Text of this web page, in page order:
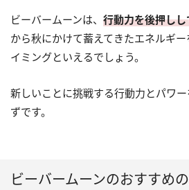
ビーバームーンは、 行動力を後押し
から秋にかけて蓄えてきたエネルギ
イミングといえるでしょう。
新しいことに挑戦する行動力とパワ
ずです。
ビーバームーンのおすすめ